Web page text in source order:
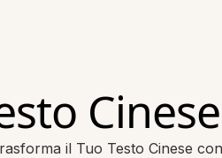
il Tuo Testo Cinese